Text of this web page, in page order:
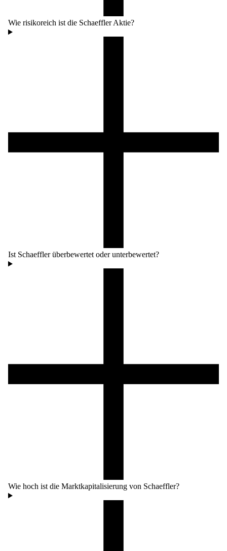
Wie risikoreich ist die Schaeffler Aktie?
Ist Schaeffler überbewertet oder unterbewertet?
Wie hoch ist die Marktkapitalisierung von Schaeffler?